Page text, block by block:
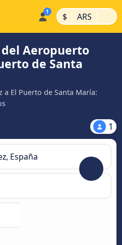
$ | ARS |
del Aeropuerto
de Santa
a El Puerto de Santa María:
1